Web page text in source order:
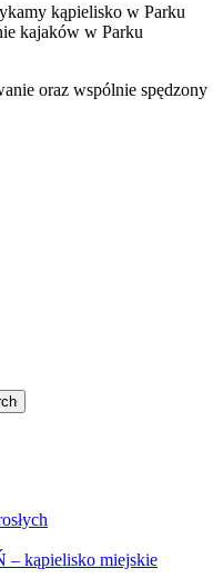
kąpielisko w Parku
kajaków w Parku
oraz wspólnie spędzony
kąpielisko miejskie